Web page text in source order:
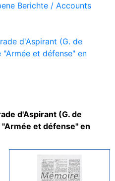
Berichte / Accounts
d'Aspirant (G. de
et défense" en
d'Aspirant (G. de
et défense" en